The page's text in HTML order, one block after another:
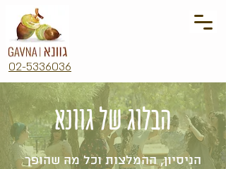
02-5336036
הבלוג של גוונא
הניסיון, ההמלצות וכל מה שהופך